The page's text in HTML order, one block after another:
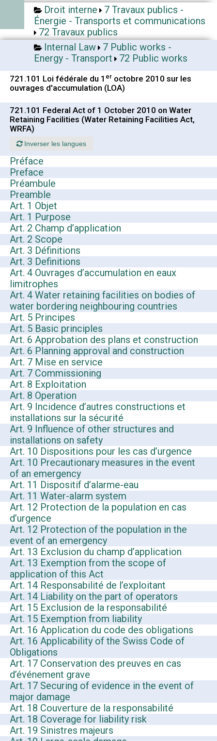
Droit interne
7 Travaux publics -
Énergie - Transports et communications
72 Travaux publics
Internal Law
7 Public works -
Energy - Transport
72 Public works
721.101 Loi fédérale du 1 er octobre 2010 sur les
ouvrages d'accumulation (LOA)
721.101 Federal Act of 1 October 2010 on Water
Retaining Facilities (Water Retaining Facilities Act,
WRFA)
Inverser les langues
Préface
Preface
Préambule
Preamble
Art. 1 Objet
Art. 1 Purpose
Art. 2 Champ d’application
Art. 2 Scope
Art. 3 Définitions
Art. 3 Definitions
Art. 4 Ouvrages d’accumulation en eaux
limitrophes
Art. 4 Water retaining facilities on bodies of
water bordering neighbouring countries
Art. 5 Principes
Art. 5 Basic principles
Art. 6 Approbation des plans et construction
Art. 6 Planning approval and construction
Art. 7 Mise en service
Art. 7 Commissioning
Art. 8 Exploitation
Art. 8 Operation
Art. 9 Incidence d’autres constructions et
installations sur la sécurité
Art. 9 Influence of other structures and
installations on safety
Art. 10 Dispositions pour les cas d’urgence
Art. 10 Precautionary measures in the event
of an emergency
Art. 11 Dispositif d’alarme-eau
Art. 11 Water-alarm system
Art. 12 Protection de la population en cas
d’urgence
Art. 12 Protection of the population in the
event of an emergency
Art. 13 Exclusion du champ d’application
Art. 13 Exemption from the scope of
application of this Act
Art. 14 Responsabilité de l’exploitant
Art. 14 Liability on the part of operators
Art. 15 Exclusion de la responsabilité
Art. 15 Exemption from liability
Art. 16 Application du code des obligations
Art. 16 Applicability of the Swiss Code of
Obligations
Art. 17 Conservation des preuves en cas
d’événement grave
Art. 17 Securing of evidence in the event of
major damage
Art. 18 Couverture de la responsabilité
Art. 18 Coverage for liability risk
Art. 19 Sinistres majeurs